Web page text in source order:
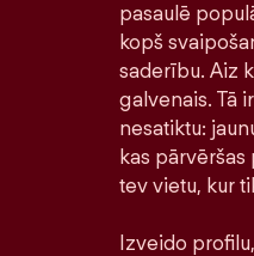
pasaulē
kopš
saderību. Aiz
galvenais. Tā
nesatiktu:
kas
tev vietu, kur
Izveido